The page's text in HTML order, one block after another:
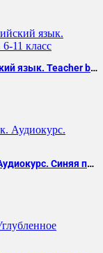
О. Афанасьева, И. Михеева – Английский язык. Teacher book. Углубленное изучение. 6-11 класс
Н. Селиванова – Французский язык. Аудиокурс. Синяя птица. 6 класс